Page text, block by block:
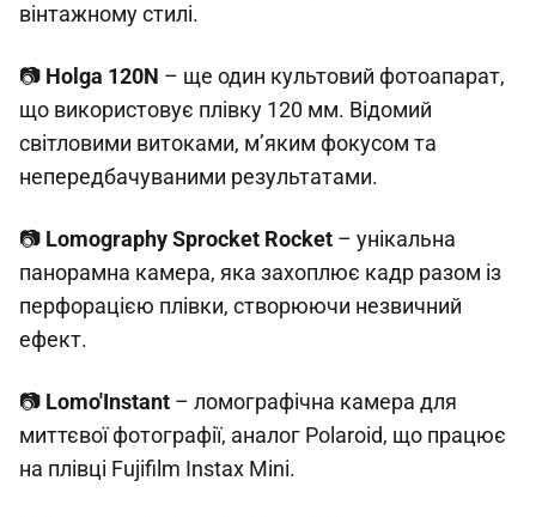
вінтажному стилі.
📷 Holga 120N – ще один культовий фотоапарат,
що використовує плівку 120 мм. Відомий
світловими витоками, м’яким фокусом та
непередбачуваними результатами.
📷 Lomography Sprocket Rocket – унікальна
панорамна камера, яка захоплює кадр разом із
перфорацією плівки, створюючи незвичний
ефект.
📷 Lomo'Instant – ломографічна камера для
миттєвої фотографії, аналог Polaroid, що працює
на плівці Fujifilm Instax Mini.